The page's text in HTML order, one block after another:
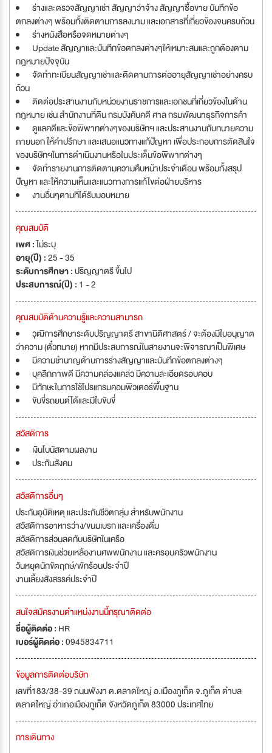
ร่างและตรวจสัญญาเช่า สัญญาว่าจ้าง สัญญาซื้อขาย บันทึกข้อ
ตกลงต่างๆ พร้อมทั้งติดตามการลงนาม และเอกสารที่เกี่ยวข้องจนครบถ้วน
ร่างหนังสือหรือจดหมายต่างๆ
Update สัญญาและบันทึกข้อตกลงต่างๆให้เหมาะสมและถูกต้องตาม
กฎหมายปัจจุบัน
จัดทำทะเบียนสัญญาเช่าและติดตามการต่ออายุสัญญาเช่าอย่างครบ
ถ้วน
ติดต่อประสานงานกับหน่วยงานราชการและเอกชนที่เกี่ยวข้องในด้าน
กฎหมาย เช่น สำนักงานที่ดิน กรมบังคับคดี ศาล กรมพัฒนาธุรกิจการค้า
ดูแลคดีและข้อพิพาทต่างๆของบริษัทฯ และประสานงานกับทนายความ
ภายนอก ให้คำปรึกษา และเสนอแนวทางแก้ปัญหา เพื่อประกอบการตัดสินใจ
ของบริษัทฯในการดำเนินงานหรือในประเด็นข้อพิพาทต่างๆ
จัดทำรายงานการติดตามความคืบหน้าประจำเดือน พร้อมทั้งสรุป
ปัญหา และให้ความเห็นและแนวทางการแก้ไขต่อฝ่ายบริหาร
งานอื่นๆตามที่ได้รับมอบหมาย
คุณสมบัติ
เพศ :ไม่ระบุ
อายุ(ปี) :25 - 35
ระดับการศึกษา :ปริญญาตรี ขึ้นไป
ประสบการณ์(ปี) : 1 - 2
คุณสมบัติด้านความรู้และความสามารถ
วุฒิการศึกษาระดับปริญญาตรี สาขานิติศาสตร์ / จะต้องมีใบอนุญาต
ว่าความ (ตั๋วทนาย) หากมีประสบการณ์ในสายงานจะพิจารณาเป็นพิเศษ
มีความชำนาญด้านการร่างสัญญาและบันทึกข้อตกลงต่างๆ
บุคลิกภาพดี มีความคล่องแคล่ว มีความละเอียดรอบคอบ
มีทักษะในการใช้โปรแกรมคอมพิวเตอร์พื้นฐาน
ขับขี่รถยนต์ได้และมีใบขับขี่
สวัสดิการ
เงินโบนัสตามผลงาน
ประกันสังคม
สวัสดิการอื่นๆ
ประกันอุบัติเหตุ และประกันชีวิตกลุ่ม สำหรับพนักงาน
สวัสดิการอาหารว่าง/ขนมเบรก และเครื่องดื่ม
สวัสดิการส่วนลดกับบริษัทในเครือ
สวัสดิการเงินช่วยเหลืองานศพพนักงาน และครอบครัวพนักงาน
วันหยุดนักขัตฤกษ์/พักร้อนประจำปี
งานเลี้ยงสังสรรค์ประจำปี
สนใจสมัครงานตำแหน่งงานนี้กรุณาติดต่อ
ชื่อผู้ติดต่อ : HR
เบอร์ผู้ติดต่อ :0945834711
ข้อมูลการติดต่อบริษัท
เลขที่183/38-39 ถนนพังงา ต.ตลาดใหญ่ อ.เมืองภูเก็ต จ.ภูเก็ต ตำบล
ตลาดใหญ่ อำเภอเมืองภูเก็ต จังหวัดภูเก็ต 83000 ประเทศไทย
การเดินทาง